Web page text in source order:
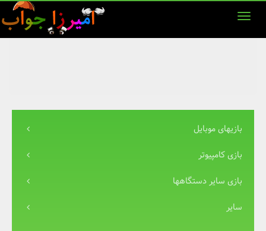
بازیهای موبایل
بازی کامپیوتر
بازی سایر دستگاهها
سایر